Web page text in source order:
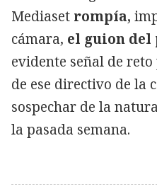
Mediaset rompía,
cámara, el guion del
evidente señal de
de ese directivo de la
sospechar de la
la pasada semana.